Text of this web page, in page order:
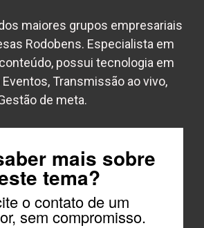
maiores grupos empresariais
Rodobens. Especialista em
possui tecnologia em
Transmissão ao vivo,
de meta.
mais sobre
tema?
o contato de um
sem compromisso.